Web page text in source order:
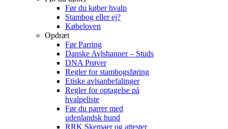
Før du køber hvalp
Stambog eller ej?
Købeloven
Opdræt
Før Parring
Danske Avlshanner – Studs
DNA Prøver
Regler for stambogsføring
Etiske avlsanbefalinger
Regler for optagelse på
hvalpeliste
Før du parrer med
udenlandsk hund
RRK Skemaer og attester